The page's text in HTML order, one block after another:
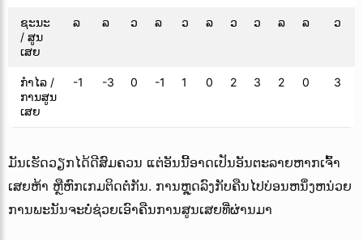
ຊະນະ
/ ສູນ
ເສຍ
ລ ລ ວ ລ ວ ລ ວ ວ ລ ລ ວ
ກໍາໄລ /
ການສູນ
ເສຍ
-1 -3 0 -1 1 0 2 3 2 0 3
ມັນເຮັດວຽກໄດ້ດີສົມຄວນ ແຕ່ອັນນີ້ອາດເປັນອັນຕະລາຍຫາກເຈົ້າ
ເສຍຫ້າ ຫຼືຫົກເກມຕິດຕໍ່ກັນ. ການຫຼຸດລົງກັບຄືນໄປບ່ອນຫນຶ່ງຫນ່ວຍ
ການພະນັນຈະບໍ່ຊ່ວຍເອົາຄືນການສູນເສຍທີ່ຜ່ານມາ